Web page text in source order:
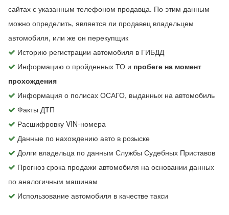
сайтах с указанным телефоном продавца. По этим данным
можно определить, является ли продавец владельцем
автомобиля, или же он перекупщик
Историю регистрации автомобиля в ГИБДД
Информацию о пройденных ТО и пробеге на момент
прохождения
Информация о полисах ОСАГО, выданных на автомобиль
Факты ДТП
Расшифровку VIN-номера
Данные по нахождению авто в розыске
Долги владельца по данным Службы Судебных Приставов
Прогноз срока продажи автомобиля на основании данных
по аналогичным машинам
Использование автомобиля в качестве такси